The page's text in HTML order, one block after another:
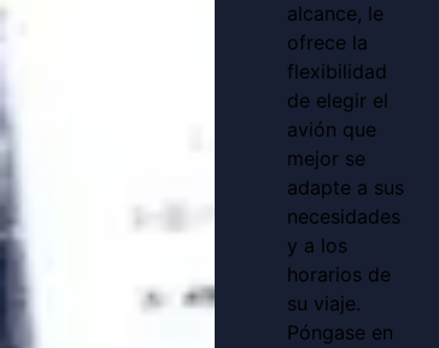
alcance, le
ofrece la
flexibilidad
de elegir el
avión que
mejor se
adapte a sus
necesidades
y a los
horarios de
su viaje.
Póngase en